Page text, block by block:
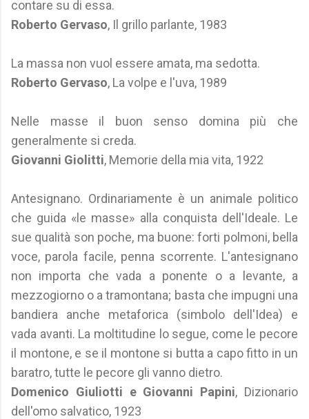
contare su di essa.
Roberto Gervaso, Il grillo parlante, 1983
La massa non vuol essere amata, ma sedotta.
Roberto Gervaso, La volpe e l'uva, 1989
Nelle masse il buon senso domina più che
generalmente si creda.
Giovanni Giolitti, Memorie della mia vita, 1922
Antesignano. Ordinariamente è un animale politico
che guida «le masse» alla conquista dell'Ideale. Le
sue qualità son poche, ma buone: forti polmoni, bella
voce, parola facile, penna scorrente. L'antesignano
non importa che vada a ponente o a levante, a
mezzogiorno o a tramontana; basta che impugni una
bandiera anche metaforica (simbolo dell'Idea) e
vada avanti. La moltitudine lo segue, come le pecore
il montone, e se il montone si butta a capo fitto in un
baratro, tutte le pecore gli vanno dietro.
Domenico Giuliotti e Giovanni Papini, Dizionario
dell'omo salvatico, 1923